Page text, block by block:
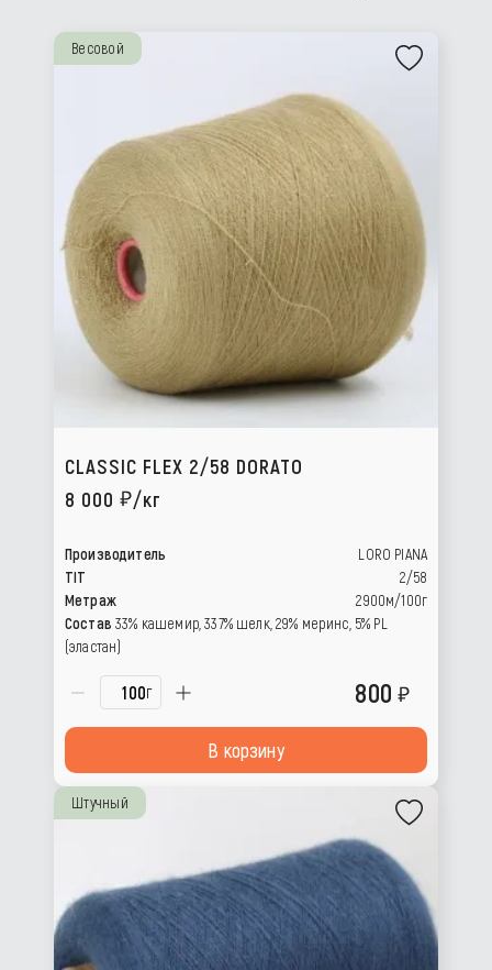
Весовой
CLASSIC FLEX 2/58 DORATO
8 000
/кг
Производитель
LORO PIANA
TIT
2/58
Метраж
2900м/100г
Состав 33% кашемир, 337% шелк, 29% меринс, 5% PL
(эластан)
г 800
В корзину
Штучный